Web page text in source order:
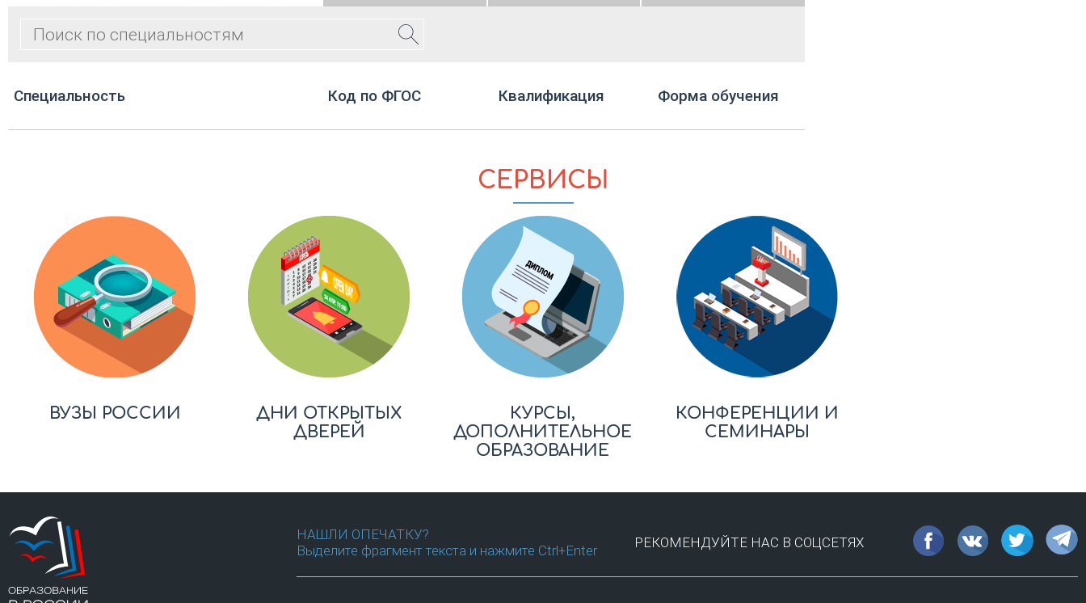
Cпециальность Код по ФГОС Квалификация Форма обучения
СЕРВИСЫ
ВУЗЫ РОССИИ
ДНИ ОТКРЫТЫХ
ДВЕРЕЙ
КУРСЫ,
ДОПОЛНИТЕЛЬНОЕ
ОБРАЗОВАНИЕ
КОНФЕРЕНЦИИ И
СЕМИНАРЫ
НАШЛИ ОПЕЧАТКУ?
Выделите фрагмент текста и нажмите Ctrl+Enter
РЕКОМЕНДУЙТЕ НАС В СОЦСЕТЯХ